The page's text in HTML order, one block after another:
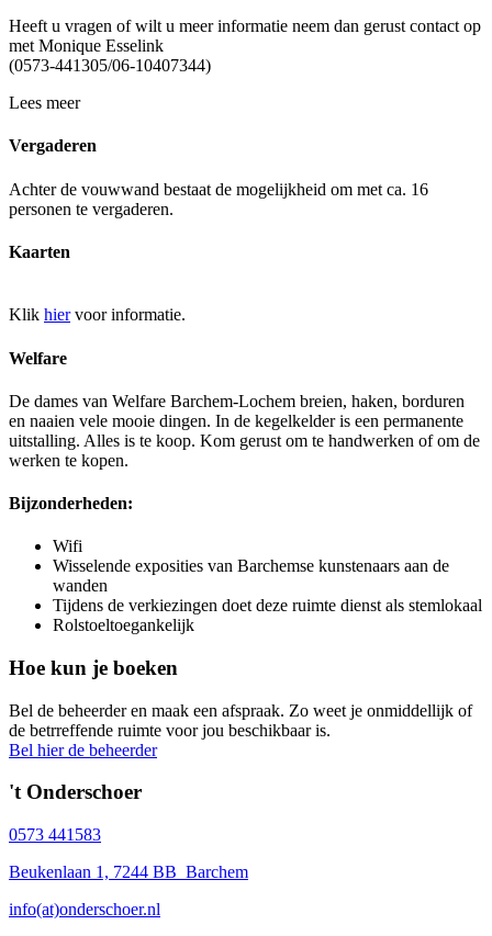
Heeft u vragen of wilt u meer informatie neem dan gerust contact op
met Monique Esselink
(0573-441305/06-10407344)
Lees meer
Vergaderen
Achter de vouwwand bestaat de mogelijkheid om met ca. 16
personen te vergaderen.
Kaarten
Klik hiervoor informatie.
Welfare
De dames van Welfare Barchem-Lochem breien, haken, borduren
en naaien vele mooie dingen. In de kegelkelder is een permanente
uitstalling. Alles is te koop. Kom gerust om te handwerken of om de
werken te kopen.
Bijzonderheden:
Wifi
Wisselende exposities van Barchemse kunstenaars aan de
wanden
Tijdens de verkiezingen doet deze ruimte dienst als stemlokaal
Rolstoeltoegankelijk
Hoe kun je boeken
Bel de beheerder en maak een afspraak. Zo weet je onmiddellijk of
de betrreffende ruimte voor jou beschikbaar is.
Bel hier de beheerder
't Onderschoer
0573 441583
Beukenlaan 1, 7244 BB Barchem
info(at)onderschoer.nl